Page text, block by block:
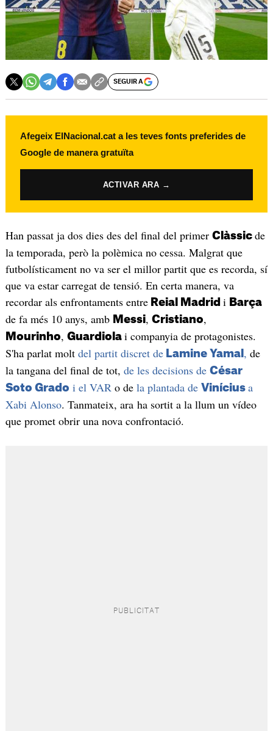
SEGUIR A
Afegeix ElNacional.cat a les teves fonts preferides de
Google de manera gratuïta
ACTIVAR ARA →
Han passat ja dos dies des del final del primer Clàssic de
la temporada, però la polèmica no cessa. Malgrat que
futbolísticament no va ser el millor partit que es recorda, sí
que va estar carregat de tensió. En certa manera, va
recordar als enfrontaments entreReial Madrid i Barça
de fa més 10 anys, amb Messi, Cristiano,
Mourinho, Guardiola i companyia de protagonistes.
S'ha parlat molt del partit discret deLamine Yamal , de
la tangana del final de tot, de les decisions de César
Soto Grado i el VAR o de la plantada de Vinícius a
Xabi Alonso. Tanmateix, ara ha sortit a la llum un vídeo
que promet obrir una nova confrontació.